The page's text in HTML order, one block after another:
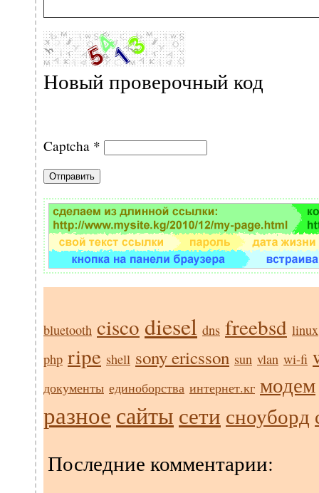
Новый проверочный код
Captcha *
bluetooth cisco diesel dns freebsd linux
php ripe shell sony ericsson sun vlan wi-fi
документы единоборства интернет.кг модем
разное сайты сети сноуборд
Последние комментарии: